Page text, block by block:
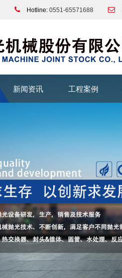
Hotline: 0551-65571688
新闻资讯 工程案例